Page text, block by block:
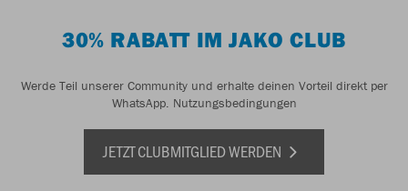
30% RABATT IM JAKO CLUB
Werde Teil unserer Community und erhalte deinen Vorteil direkt per
WhatsApp. Nutzungsbedingungen
JETZT CLUBMITGLIED WERDEN